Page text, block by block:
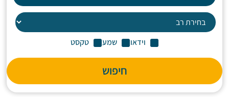
וידאו שמע טקסט
חיפוש